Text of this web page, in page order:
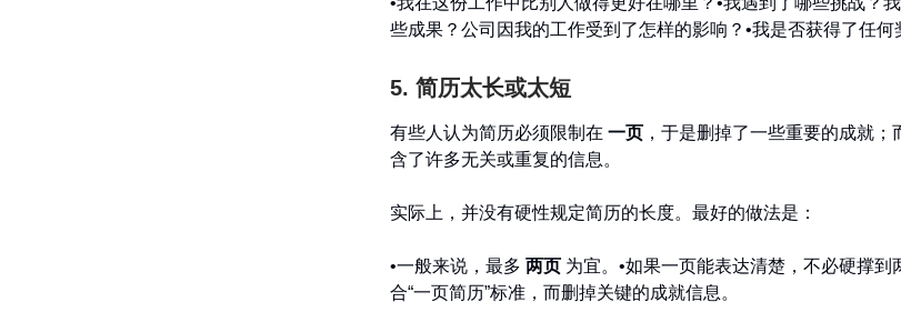
些成果？公司因我的工作受到了怎样的影响？•我是否获得了任何
5. 简历太长或太短
有些人认为简历必须限制在 一页 ，于是删掉了一些重要的成就
含了许多无关或重复的信息。
实际上，并没有硬性规定简历的长度。最好的做法是：
•一般来说，最多 两页 为宜。•如果一页能表达清楚，不必硬撑到
合“一页简历”标准，而删掉关键的成就信息。